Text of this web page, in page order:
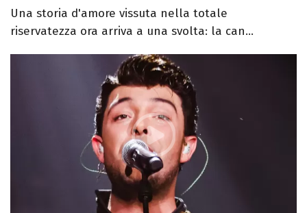
Una storia d'amore vissuta nella totale
riservatezza ora arriva a una svolta: la can...